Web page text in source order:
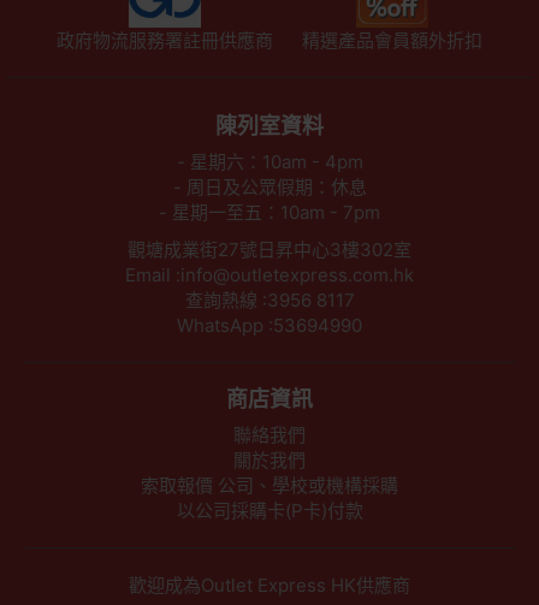
政府物流服務署註冊供應商 精選產品會員額外折扣
陳列室資料
- 星期六：10am - 4pm
- 周日及公眾假期：休息
- 星期一至五：10am - 7pm
觀塘成業街27號日昇中心3樓302室
Email :info@outletexpress.com.hk
查詢熱線 :3956 8117
WhatsApp :53694990
商店資訊
聯絡我們
關於我們
索取報價 公司、學校或機構採購
以公司採購卡(P卡)付款
歡迎成為Outlet Express HK供應商